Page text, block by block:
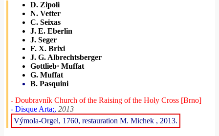
D. Zipoli
N. Vetter
C. Seixas
J. E. Eberlin
J. Seger
F. X. Brixi
J. G. Albrechtsberger
Gottlieb· Muffat
G. Muffat
B. Pasquini
- Doubravník Church of the Raising of the Holy Cross [Brno]
- Disque Arta;, 2013
Výmola-Orgel, 1760, restauration M. Michek , 2013.